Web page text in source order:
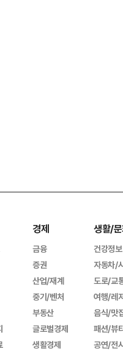
경제
금융
증권
산업/재계
중기/벤처
부동산
글로벌경제
생활경제
생활/
건강정보
자동차/
도로/교
여행/레
음식/맛
패션/뷰
공연/전